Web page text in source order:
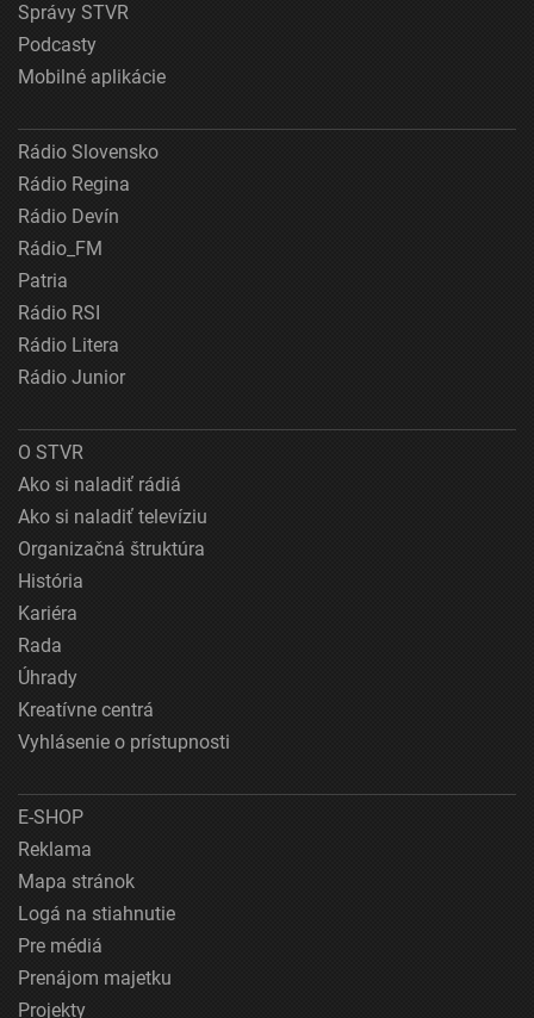
Správy STVR
Podcasty
Mobilné aplikácie
Rádio Slovensko
Rádio Regina
Rádio Devín
Rádio_FM
Patria
Rádio RSI
Rádio Litera
Rádio Junior
O STVR
Ako si naladiť rádiá
Ako si naladiť televíziu
Organizačná štruktúra
História
Kariéra
Rada
Úhrady
Kreatívne centrá
Vyhlásenie o prístupnosti
E-SHOP
Reklama
Mapa stránok
Logá na stiahnutie
Pre médiá
Prenájom majetku
Projekty